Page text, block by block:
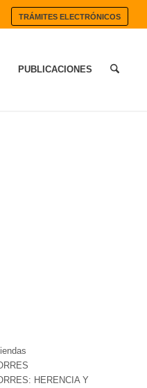
TRÁMITES ELECTRÓNICOS
PUBLICACIONES
HERENCIA Y